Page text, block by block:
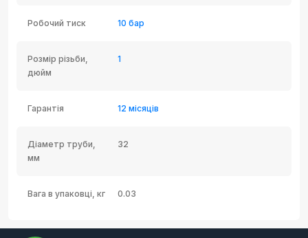
Робочий тиск 10 бар
Розмір різьби,
дюйм
1
Гарантія 12 місяців
Діаметр труби,
мм
32
Вага в упаковці, кг 0.03